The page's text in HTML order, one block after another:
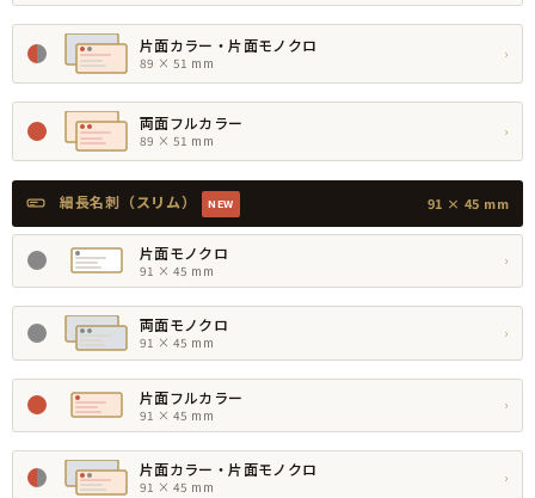
片面カラー・片面モノクロ
89 × 51 mm
›
両面フルカラー
89 × 51 mm
›
細長名刺（スリム） NEW 91 × 45 mm
片面モノクロ
91 × 45 mm
›
両面モノクロ
91 × 45 mm
›
片面フルカラー
91 × 45 mm
›
片面カラー・片面モノクロ
91 × 45 mm
›